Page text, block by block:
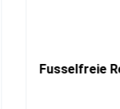
Fusselfreie